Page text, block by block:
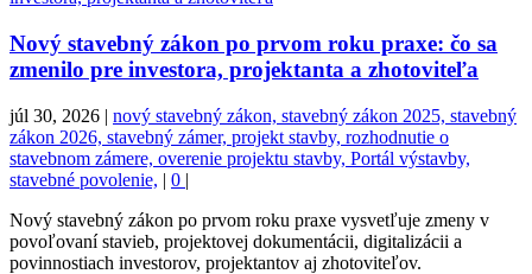
Nový stavebný zákon po prvom roku praxe: čo sa
zmenilo pre investora, projektanta a zhotoviteľa
júl 30, 2026 | nový stavebný zákon, stavebný zákon 2025, stavebný
zákon 2026, stavebný zámer, projekt stavby, rozhodnutie o
stavebnom zámere, overenie projektu stavby, Portál výstavby,
stavebné povolenie, | 0 |
Nový stavebný zákon po prvom roku praxe vysvetľuje zmeny v
povoľovaní stavieb, projektovej dokumentácii, digitalizácii a
povinnostiach investorov, projektantov aj zhotoviteľov.